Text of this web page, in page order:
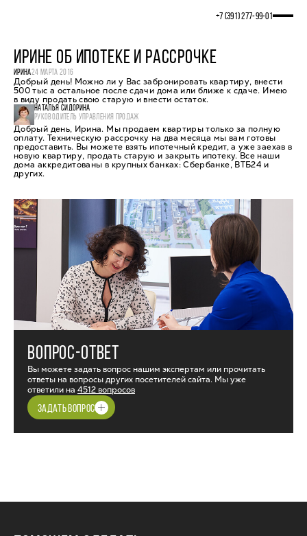
+7 (391) 277‒99‒01
ИРИНЕ ОБ ИПОТЕКЕ И РАССРОЧКЕ
ИРИНА24 МАРТА 2016
Добрый день! Можно ли у Вас забронировать квартиру, внести
500 тыс а остальное после сдачи дома или ближе к сдаче. Имею
в виду продать свою старую и внести остаток.
НАТАЛЬЯ СИДОРИНА
РУКОВОДИТЕЛЬ УПРАВЛЕНИЯ ПРОДАЖ
Добрый день, Ирина. Мы продаем квартиры только за полную
оплату. Техническую рассрочку на два месяца мы вам готовы
предоставить. Вы можете взять ипотечный кредит, а уже заехав в
новую квартиру, продать старую и закрыть ипотеку. Все наши
дома аккредитованы в крупных банках: Сбербанке, ВТБ24 и
других.
ВОПРОС-ОТВЕТ
Вы можете задать вопрос нашим экспертам или прочитать
ответы на вопросы других посетителей сайта. Мы уже
ответили на 4512 вопросов
ЗАДАТЬ ВОПРОС